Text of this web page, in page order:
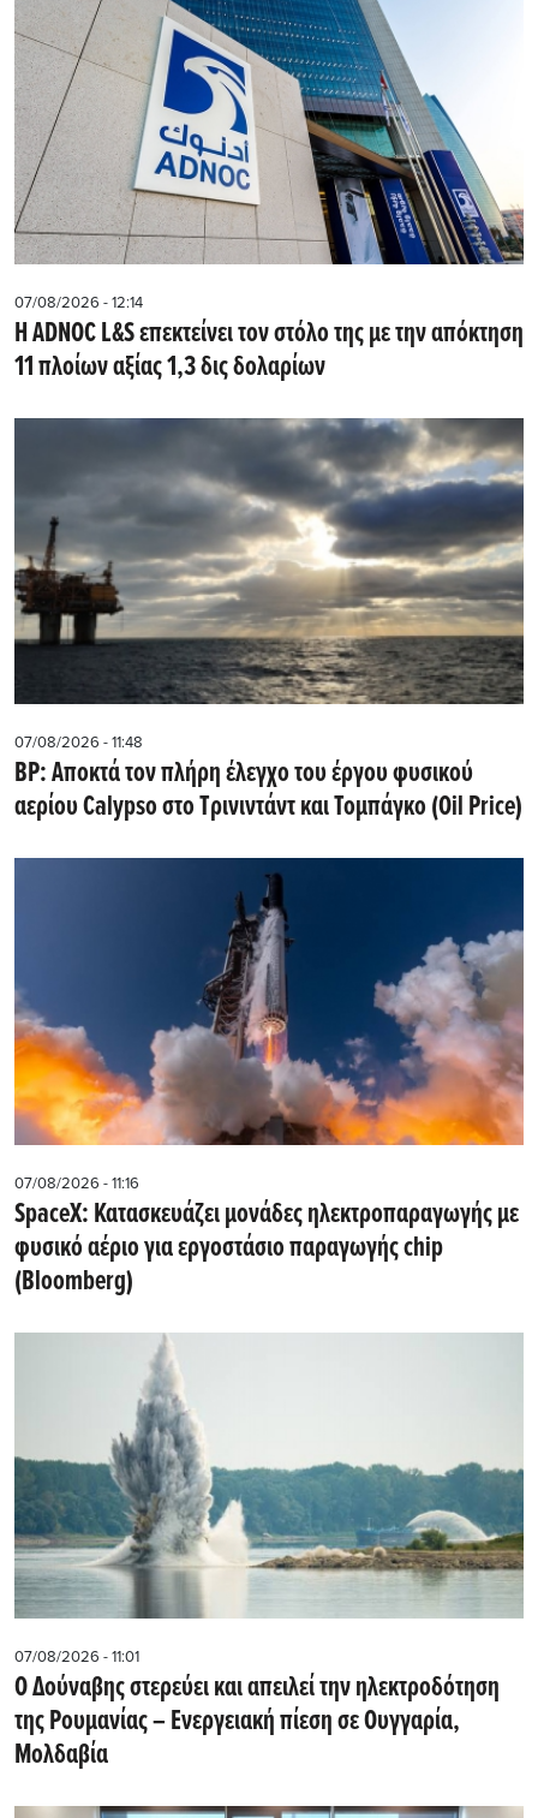
07/08/2026 - 12:14
Η ADNOC L&S επεκτείνει τον στόλο της με την απόκτηση
11 πλοίων αξίας 1,3 δις δολαρίων
07/08/2026 - 11:48
BP: Αποκτά τον πλήρη έλεγχο του έργου φυσικού
αερίου Calypso στο Τρινιντάντ και Τομπάγκο (Oil Price)
07/08/2026 - 11:16
SpaceX: Κατασκευάζει μονάδες ηλεκτροπαραγωγής με
φυσικό αέριο για εργοστάσιο παραγωγής chip
(Bloomberg)
07/08/2026 - 11:01
Ο Δούναβης στερεύει και απειλεί την ηλεκτροδότηση
της Ρουμανίας – Ενεργειακή πίεση σε Ουγγαρία,
Μολδαβία